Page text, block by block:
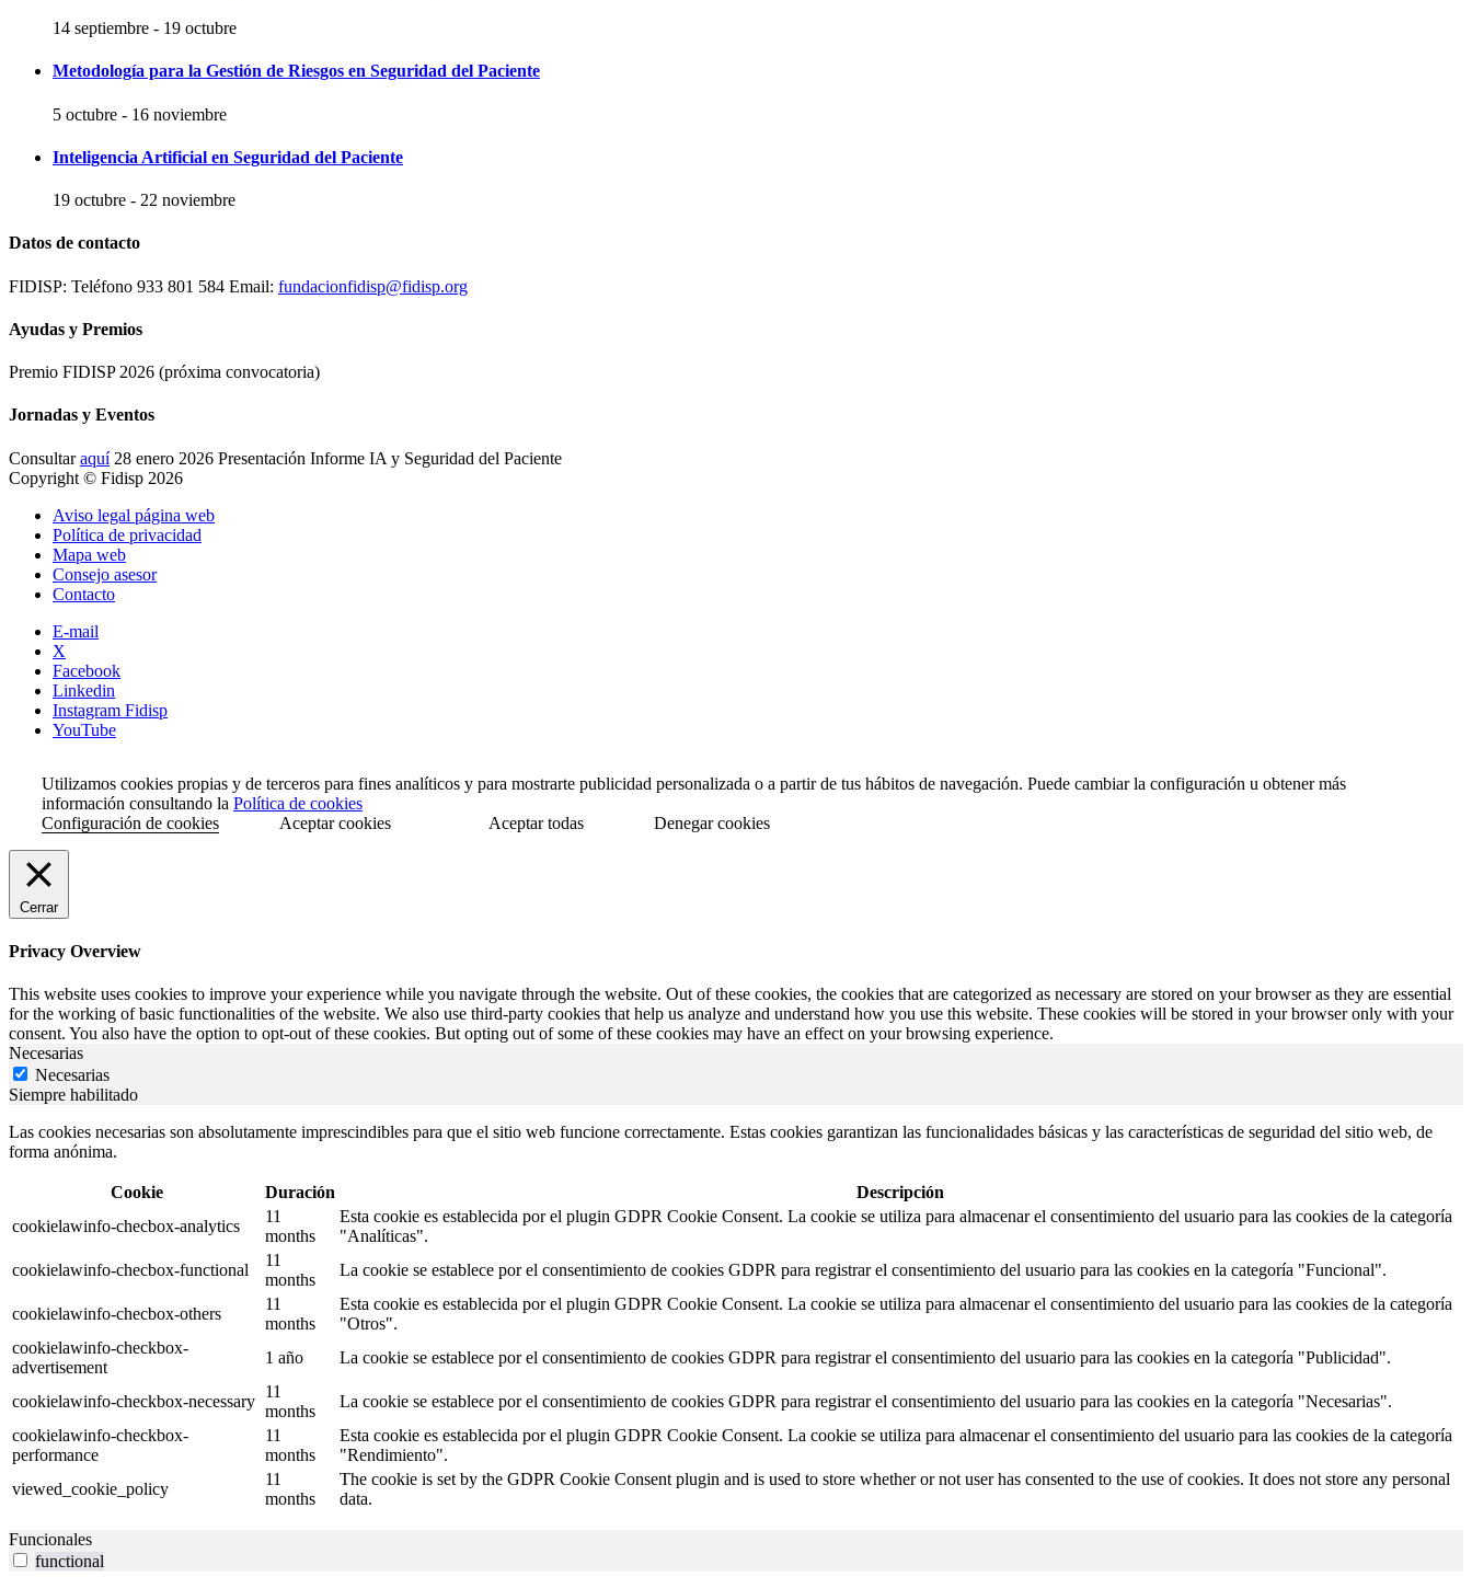
14 septiembre - 19 octubre
Metodología para la Gestión de Riesgos en Seguridad del Paciente
5 octubre - 16 noviembre
Inteligencia Artificial en Seguridad del Paciente
19 octubre - 22 noviembre
Datos de contacto
FIDISP: Teléfono 933 801 584 Email: fundacionfidisp@fidisp.org
Ayudas y Premios
Premio FIDISP 2026 (próxima convocatoria)
Jornadas y Eventos
Consultaraquí28 enero 2026 Presentación Informe IA y Seguridad del Paciente
Copyright © Fidisp 2026
Aviso legal página web
Política de privacidad
Mapa web
Consejo asesor
Contacto
E-mail
X
Facebook
Linkedin
Instagram Fidisp
YouTube
Utilizamos cookies propias y de terceros para fines analíticos y para mostrarte publicidad personalizada o a partir de tus hábitos de navegación. Puede cambiar la configuración u obtener más
información consultando la Política de cookies
Configuración de cookies
Aceptar cookies Aceptar todas Denegar cookies
Cerrar
Privacy Overview
This website uses cookies to improve your experience while you navigate through the website. Out of these cookies, the cookies that are categorized as necessary are stored on your browser as they are essential
for the working of basic functionalities of the website. We also use third-party cookies that help us analyze and understand how you use this website. These cookies will be stored in your browser only with your
consent. You also have the option to opt-out of these cookies. But opting out of some of these cookies may have an effect on your browsing experience.
Necesarias
Necesarias
Siempre habilitado
Las cookies necesarias son absolutamente imprescindibles para que el sitio web funcione correctamente. Estas cookies garantizan las funcionalidades básicas y las características de seguridad del sitio web, de
forma anónima.
Cookie Duración
Descripción
cookielawinfo-checbox-analytics
11
months
Esta cookie es establecida por el plugin GDPR Cookie Consent. La cookie se utiliza para almacenar el consentimiento del usuario para las cookies de la categoría
"Analíticas".
cookielawinfo-checbox-functional
11
months
La cookie se establece por el consentimiento de cookies GDPR para registrar el consentimiento del usuario para las cookies en la categoría "Funcional".
cookielawinfo-checbox-others
11
months
Esta cookie es establecida por el plugin GDPR Cookie Consent. La cookie se utiliza para almacenar el consentimiento del usuario para las cookies de la categoría
"Otros".
cookielawinfo-checkbox-
advertisement
1 año La cookie se establece por el consentimiento de cookies GDPR para registrar el consentimiento del usuario para las cookies en la categoría "Publicidad".
cookielawinfo-checkbox-necessary
11
months
La cookie se establece por el consentimiento de cookies GDPR para registrar el consentimiento del usuario para las cookies en la categoría "Necesarias".
cookielawinfo-checkbox-
performance
11
months
Esta cookie es establecida por el plugin GDPR Cookie Consent. La cookie se utiliza para almacenar el consentimiento del usuario para las cookies de la categoría
"Rendimiento".
viewed_cookie_policy
11
months
The cookie is set by the GDPR Cookie Consent plugin and is used to store whether or not user has consented to the use of cookies. It does not store any personal
data.
Funcionales
functional